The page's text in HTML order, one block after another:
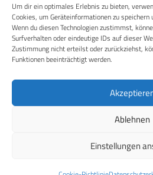
Um dir ein optimales Erlebnis zu bieten,
Cookies, um Geräteinformationen zu
Wenn du diesen Technologien zustimmst,
Surfverhalten oder eindeutige IDs auf dieser
Zustimmung nicht erteilst oder zurückziehst,
Funktionen beeinträchtigt werden.
Ablehnen
Einstellungen
RECHTLICHES
Datenschutzerklärung
Cookie-Richtlinie (EU)